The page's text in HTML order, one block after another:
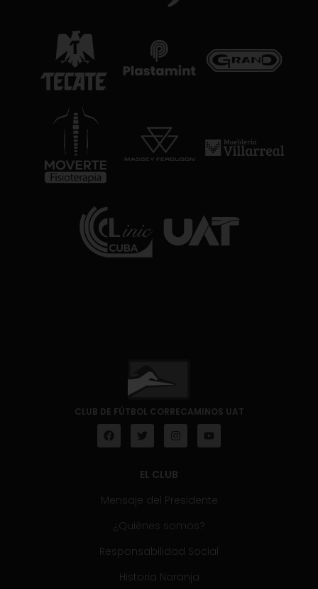
CLUB DE FÚTBOL CORRECAMINOS UAT
EL CLUB
Mensaje del Presidente
¿Quiénes somos?
Responsabilidad Social
Historia Naranja